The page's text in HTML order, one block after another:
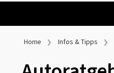
Home Infos & Tipps